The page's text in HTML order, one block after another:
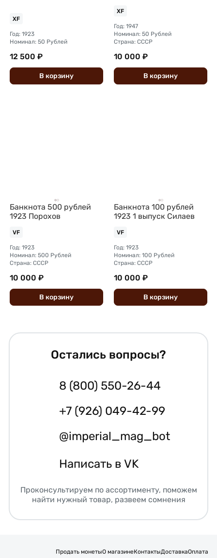
XF
Год: 1923
Номинал: 50 Рублей
12 500 ₽
В корзину
XF
Год: 1947
Номинал: 50 Рублей
Страна: СССР
10 000 ₽
В корзину
Банкнота 500 рублей
1923 Порохов
VF
Год: 1923
Номинал: 500 Рублей
Страна: СССР
10 000 ₽
В корзину
Банкнота 100 рублей
1923 1 выпуск Силаев
VF
Год: 1923
Номинал: 100 Рублей
Страна: СССР
10 000 ₽
В корзину
Остались вопросы?
8 (800) 550-26-44
+7 (926) 049-42-99
@imperial_mag_bot
Написать в VK
Проконсультируем по ассортименту, поможем
найти нужный товар, развеем сомнения
Продать монетыО магазинеКонтактыДоставкаОплата